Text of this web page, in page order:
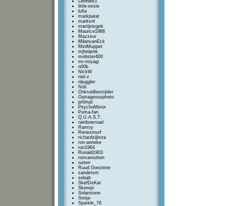
Leonie83
little-essie
lufia
markpatat
markvnl
martijnisgek
Maurice1988
Mazzeur
MilanvanEck
MiniMuppet
mjheijenk
mobster400
mr-miyagi
n00b
NickW
niel-z
nljuggler
Noli.
Onkruidbestrjider
Outrageousphoto
pr0mpt
PsychoMirror
Puma-fan
Q.U.A.S.T.
rainbowroad
Ramsy
Renesmurf
richardzijlstra
ron-anneke
ron1964
Ronald1903
ronvanrutten
rutten
Ruud.Goezinne
sandersm
sebab
SkefDeKat
Skempi
Solarstone
Sonja-
Sparkle_76